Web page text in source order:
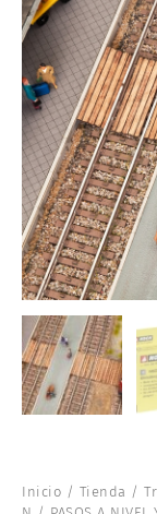
Inicio / Tienda /